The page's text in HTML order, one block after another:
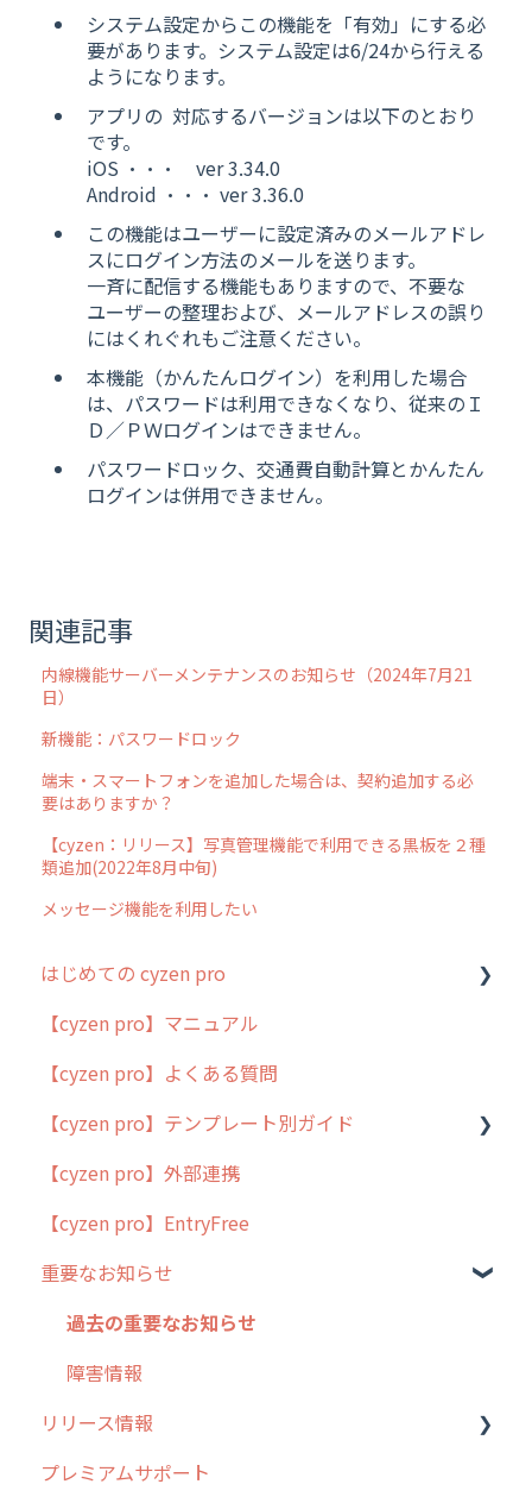
システム設定からこの機能を「有効」にする必
要があります。システム設定は6/24から行える
ようになります。
アプリの 対応するバージョンは以下のとおり
です。
iOS ・・・ ver 3.34.0
Android ・・・ ver 3.36.0
この機能はユーザーに設定済みのメールアドレ
スにログイン方法のメールを送ります。
一斉に配信する機能もありますので、不要な
ユーザーの整理および、メールアドレスの誤り
にはくれぐれもご注意ください。
本機能（かんたんログイン）を利用した場合
は、パスワードは利用できなくなり、従来のＩ
Ｄ／ＰＷログインはできません。
パスワードロック、交通費自動計算とかんたん
ログインは併用できません。
関連記事
内線機能サーバーメンテナンスのお知らせ（2024年7月21
日）
新機能：パスワードロック
端末・スマートフォンを追加した場合は、契約追加する必
要はありますか？
【cyzen：リリース】写真管理機能で利用できる黒板を２種
類追加(2022年8月中旬)
メッセージ機能を利用したい
はじめての cyzen pro
cyzen pro とは？
簡易マニュアル
cyzen proの位置情報取得について
用語集
よくある質問
【cyzen pro】マニュアル
【cyzen pro】よくある質問
【cyzen pro】テンプレート別ガイド
ポスティング
ラウンダー
メンテナンス
外廻り営業
清掃
不動産
【cyzen pro】外部連携
【cyzen pro】EntryFree
重要なお知らせ
過去の重要なお知らせ
障害情報
リリース情報
リリース
プレミアムサポート